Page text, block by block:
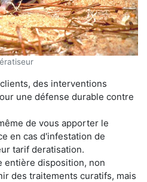
des interventions
une défense durable contre
de vous apporter le
en cas d'infestation de
tarif deratisation.
entière disposition, non
des traitements curatifs, mais